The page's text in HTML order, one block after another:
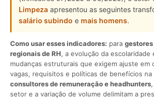
Limpeza apresentou as seguintes
salário subindo e mais homens.
Como usar esses indicadores: para
regionais de RH, a evolução da escolaridade
mudanças estruturais que exigem ajuste em
vagas, requisitos e políticas de benefícios na
consultores de remuneração e headhunters
setor e a variação de volume delimitam a